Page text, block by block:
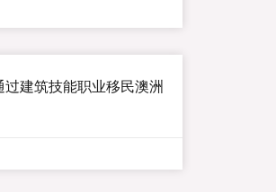
建筑技能职业移民澳洲